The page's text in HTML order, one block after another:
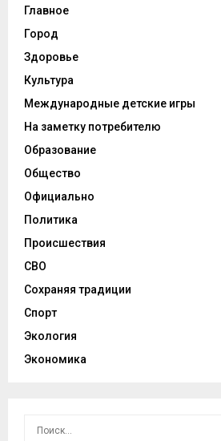
Главное
Город
Здоровье
Культура
Международные детские игры
На заметку потребителю
Образование
Общество
Официально
Политика
Происшествия
СВО
Сохраняя традиции
Спорт
Экология
Экономика